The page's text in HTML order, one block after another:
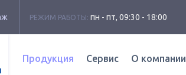
РЕЖИМ РАБОТЫ: пн - пт, 09:30 - 18:00
Продукция Сервис О компании